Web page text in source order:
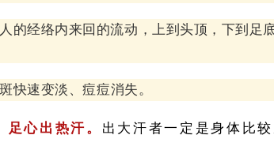
的经络内来回的流动，上到头顶，下到足
快速变淡、痘痘消失。
心出热汗。 出大汗者一定是身体比